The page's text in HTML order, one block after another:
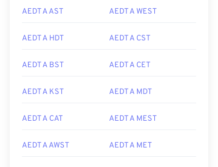
AEDT A AST AEDT A WEST
AEDT A HDT AEDT A CST
AEDT A BST AEDT A CET
AEDT A KST AEDT A MDT
AEDT A CAT AEDT A MEST
AEDT A AWST AEDT A MET